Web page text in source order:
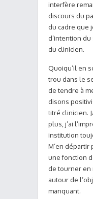
interfère
discours du
du cadre que
d’intention
du clinicien.
Quoiqu’il en
trou dans le
de tendre à
disons
titré clinicien.
plus, j’ai
institution
M’en départir
une fonction
de tourner en
autour de
manquant.